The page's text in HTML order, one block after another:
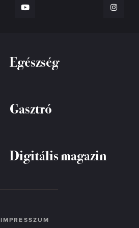
Egészség
Gasztró
Digitális magazin
IMPRESSZUM